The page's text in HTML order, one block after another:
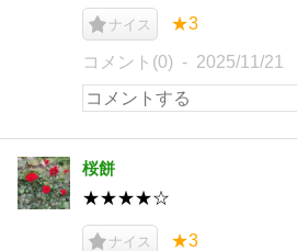
ナイス ★3
コメント(0) 2025/11/21
桜餅
★★★★☆
ナイス ★3